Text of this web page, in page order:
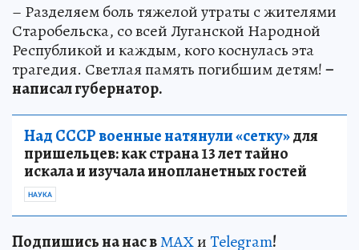
– Разделяем боль тяжелой утраты с жителями
Старобельска, со всей Луганской Народной
Республикой и каждым, кого коснулась эта
трагедия. Светлая память погибшим детям!–
написал губернатор.
Над СССР военные натянули «сетку»для
пришельцев: как страна 13 лет тайно
искала и изучала инопланетных гостей
НАУКА
Подпишись на нас вМАХиTelegram!